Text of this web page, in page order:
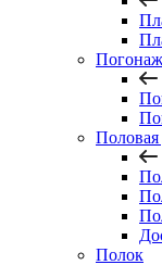
Половая
Полок